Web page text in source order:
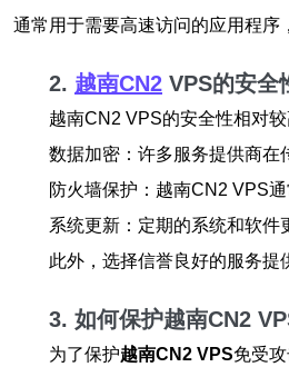
通常用于需要高速访问的应用程序
2. 越南CN2 VPS的安全
越南CN2 VPS的安全性相对
数据加密：许多服务提供商在
防火墙保护：越南CN2 VPS
系统更新：定期的系统和软件
此外，选择信誉良好的服务提
3. 如何保护越南CN2
为了保护越南CN2 VPS免受